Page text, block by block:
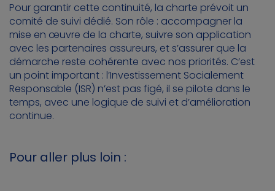
Pour garantir cette continuité, la charte prévoit un
comité de suivi dédié. Son rôle : accompagner la
mise en œuvre de la charte, suivre son application
avec les partenaires assureurs, et s’assurer que la
démarche reste cohérente avec nos priorités. C’est
un point important : l’Investissement Socialement
Responsable (ISR) n’est pas figé, il se pilote dans le
temps, avec une logique de suivi et d’amélioration
continue.
Pour aller plus loin :